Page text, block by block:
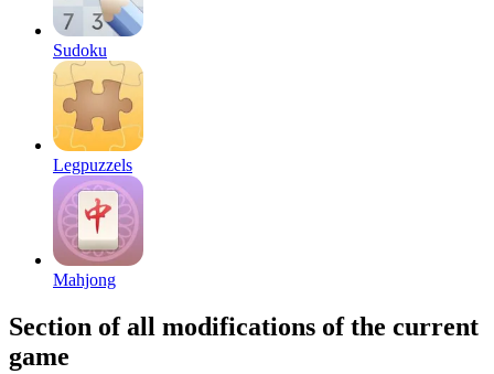
Sudoku
Legpuzzels
Mahjong
Section of all modifications of the current
game